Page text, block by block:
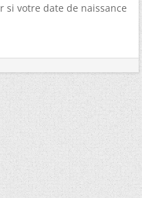
votre date de naissance